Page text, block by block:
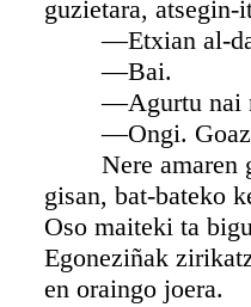
guzietara,
—Etxian al-
—Bai.
—Agurtu nai
—Ongi.
Nere amaren
gisan, bat-bateko
Oso maiteki ta
Egoneziñak
en oraingo joera.